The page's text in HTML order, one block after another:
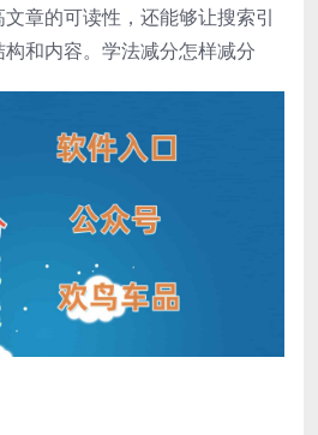
章的可读性，还能够让搜索引
和内容。学法减分怎样减分